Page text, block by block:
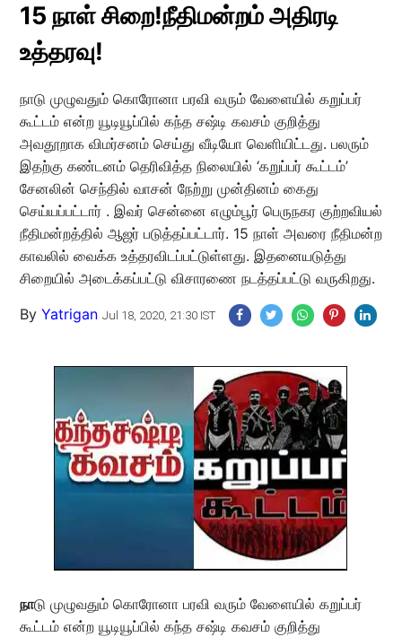
15 நாள் சிறை!நீதிமன்றம் அதிரடி
உத்தரவு!
நாடு முழுவதும் கொரோனா பரவி வரும் வேளையில் கறுப்பர்
கூட்டம் என்ற யூடியூப்பில் கந்த சஷ்டி கவசம் குறித்து
அவதூறாக விமர்சனம் செய்து வீடியோ வெளியிட்டது. பலரும்
இதற்கு கண்டனம் தெரிவித்த நிலையில் ‘கறுப்பர் கூட்டம்’
சேனலின் செந்தில் வாசன் நேற்று முன்தினம் கைது
செய்யப்பட்டார் . இவர் சென்னை எழும்பூர் பெருநகர குற்றவியல்
நீதிமன்றத்தில் ஆஜர் படுத்தப்பட்டார். 15 நாள் அவரை நீதிமன்ற
காவலில் வைக்க உத்தரவிடப்பட்டுள்ளது. இதனையடுத்து
சிறையில் அடைக்கப்பட்டு விசாரணை நடத்தப்பட்டு வருகிறது.
By Yatrigan Jul 18, 2020, 21:30 IST
நாடு முழுவதும் கொரோனா பரவி வரும் வேளையில் கறுப்பர்
கூட்டம் என்ற யூடியூப்பில் கந்த சஷ்டி கவசம் குறித்து